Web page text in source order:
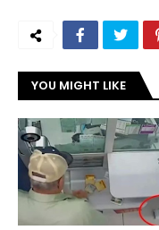
YOU MIGHT LIKE